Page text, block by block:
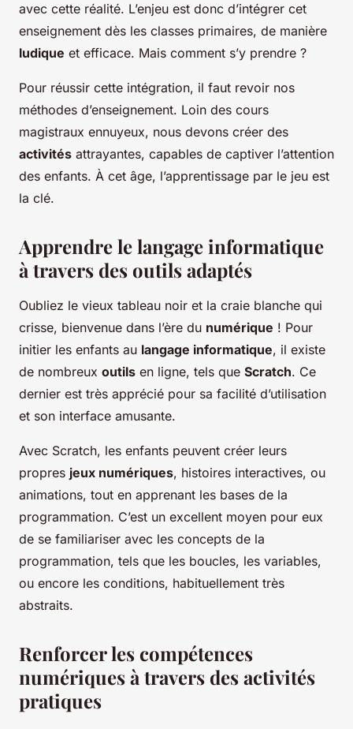
avec cette réalité. L’enjeu est donc d’intégrer cet
enseignement dès les classes primaires, de manière
ludique et efficace. Mais comment s’y prendre ?
Pour réussir cette intégration, il faut revoir nos
méthodes d’enseignement. Loin des cours
magistraux ennuyeux, nous devons créer des
activités attrayantes, capables de captiver l’attention
des enfants. À cet âge, l’apprentissage par le jeu est
la clé.
Apprendre le langage informatique
à travers des outils adaptés
Oubliez le vieux tableau noir et la craie blanche qui
crisse, bienvenue dans l’ère du numérique ! Pour
initier les enfants au langage informatique, il existe
de nombreux outils en ligne, tels que Scratch. Ce
dernier est très apprécié pour sa facilité d’utilisation
et son interface amusante.
Avec Scratch, les enfants peuvent créer leurs
propres jeux numériques, histoires interactives, ou
animations, tout en apprenant les bases de la
programmation. C’est un excellent moyen pour eux
de se familiariser avec les concepts de la
programmation, tels que les boucles, les variables,
ou encore les conditions, habituellement très
abstraits.
Renforcer les compétences
numériques à travers des activités
pratiques